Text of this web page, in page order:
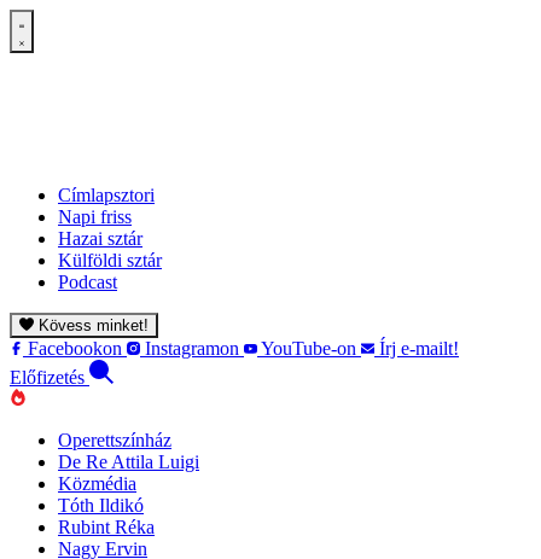
Címlapsztori
Napi friss
Hazai sztár
Külföldi sztár
Podcast
Kövess minket!
Facebookon Instagramon YouTube-on
Írj e-mailt!
Előfizetés
Operettszínház
De Re Attila Luigi
Közmédia
Tóth Ildikó
Rubint Réka
Nagy Ervin